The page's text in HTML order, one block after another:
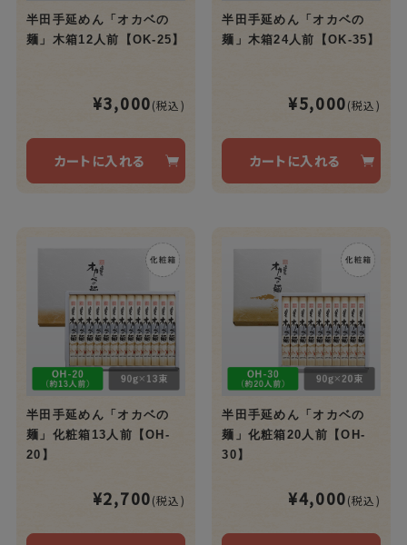
半田手延めん「オカベの
麺」木箱12人前【OK-25】
¥3,000(税込)
カートに入れる
半田手延めん「オカベの
麺」木箱24人前【OK-35】
¥5,000(税込)
カートに入れる
半田手延めん「オカベの
麺」化粧箱13人前【OH-
20】
¥2,700(税込)
半田手延めん「オカベの
麺」化粧箱20人前【OH-
30】
¥4,000(税込)